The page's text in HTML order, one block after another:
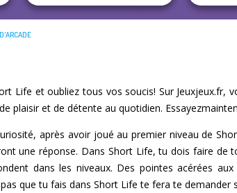
Life et oubliez tous vos soucis! Sur Jeuxjeux.fr,
plaisir et de détente au quotidien.
après avoir joué au premier niveau de
une réponse. Dans Short Life, tu dois faire de
dans les niveaux. Des pointes acérées
que tu fais dans Short Life te fera te demander